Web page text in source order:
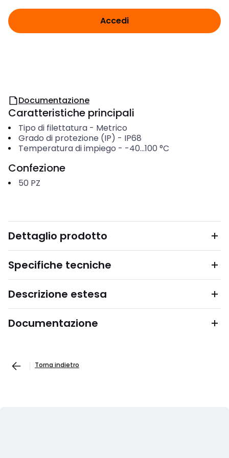
Accedi
Documentazione
Caratteristiche principali
Tipo di filettatura- Metrico
Grado di protezione (IP) - IP68
Temperatura di impiego - -40...100 °C
Confezione
50 PZ
Dettaglio prodotto
Specifiche tecniche
Descrizione estesa
Documentazione
Torna indietro